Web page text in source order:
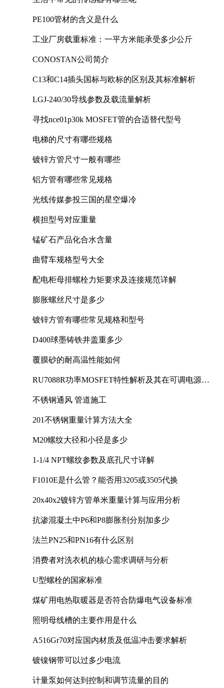
PE100管材的含义是什么
工业厂房载重标准：一平方米能承受多少公斤
CONOSTAN公司简介
C13和C14插头国标与欧标的区别及其标准解析
LGJ-240/30导线参数及载流量解析
寻找nce01p30k MOSFET管的合适替代型号
电梯的尺寸有哪些规格
镀锌方管尺寸一般有哪些
铝方管有哪些常见规格
光线传媒参投三国的星空爆冷
横担型号对应重量
锰矿石产品化合水含量
曲臂车规格型号大全
配电柜母排螺栓力矩要求及连接规范详解
膨胀螺丝尺寸是多少
镀锌方管有哪些常见规格和型号
D400球墨铸铁井盖重多少
覆膜砂的耐高温性能如何
RU7088R功率MOSFET特性解析及其在可调电源设
不锈钢通风 管道施工
201不锈钢重量计算方法大全
M20螺纹大径和小径是多少
1-1/4 NPT螺纹参数及底孔尺寸详解
F1010E是什么管？能否用3205或3505代换
20x40x2镀锌方管单米重量计算与应用分析
抗渗混凝土中P6和P8膨胀剂分别加多少
法兰PN25和PN16有什么区别
消费者对洗衣机的核心需求调研与分析
U型螺栓的国家标准
煤矿用电热取暖器是否符合防爆电气设备标准
照明母线槽的主要作用是什么
A516Gr70对应国内材质及低温冲击要求解析
镀镍钢带可以过多少电流
计量泵如何达到控制和调节流量的目的